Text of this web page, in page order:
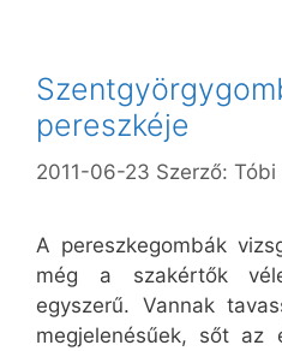
pereszkéje
2011-06-23 Szerző: Tóbi
A pereszkegombák
még a szakértők
egyszerű. Vannak
megjelenésűek, sőt az